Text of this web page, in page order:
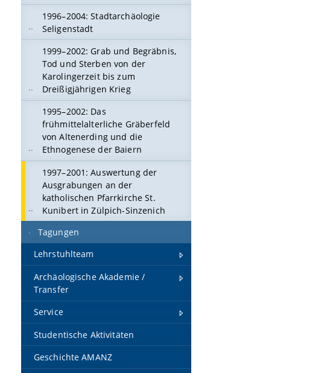
1996–2004: Stadtarchäologie
Seligenstadt
1999–2002: Grab und Begräbnis,
Tod und Sterben von der
Karolingerzeit bis zum
Dreißigjährigen Krieg
1995–2002: Das
frühmittelalterliche Gräberfeld
von Altenerding und die
Ethnogenese der Baiern
1997–2001: Auswertung der
Ausgrabungen an der
katholischen Pfarrkirche St.
Kunibert in Zülpich-Sinzenich
Tagungen
Lehrstuhlteam
Archäologische Akademie /
Transfer
Service
Studentische Aktivitäten
Geschichte AMANZ